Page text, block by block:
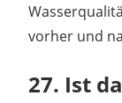
vorher und
27. Ist